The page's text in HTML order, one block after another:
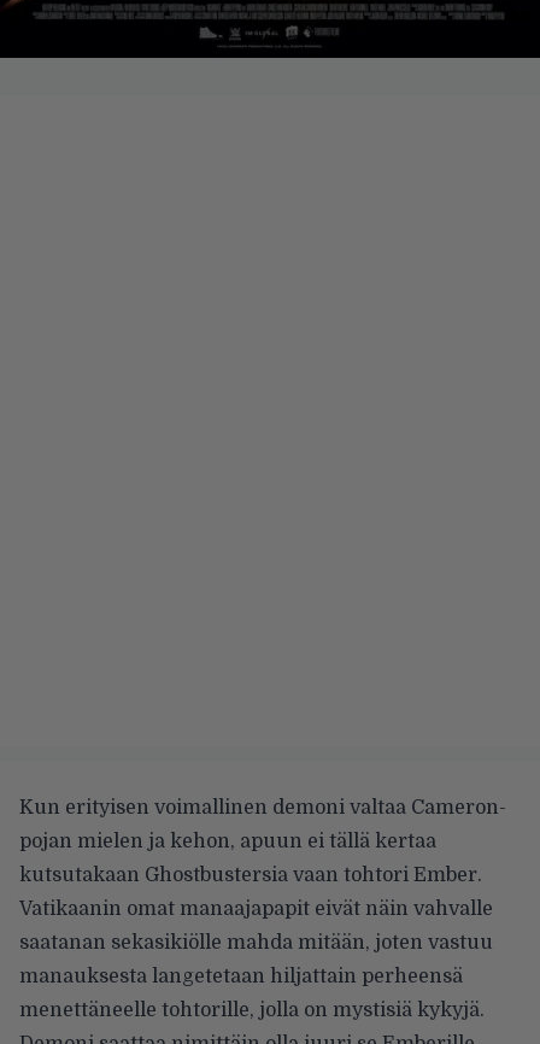
Kun erityisen voimallinen demoni valtaa Cameron-
pojan mielen ja kehon, apuun ei tällä kertaa
kutsutakaan Ghostbustersia vaan tohtori Ember.
Vatikaanin omat manaajapapit eivät näin vahvalle
saatanan sekasikiölle mahda mitään, joten vastuu
manauksesta langetetaan hiljattain perheensä
menettäneelle tohtorille, jolla on mystisiä kykyjä.